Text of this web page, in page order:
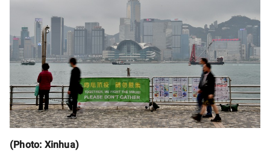
(Photo: Xinhua)